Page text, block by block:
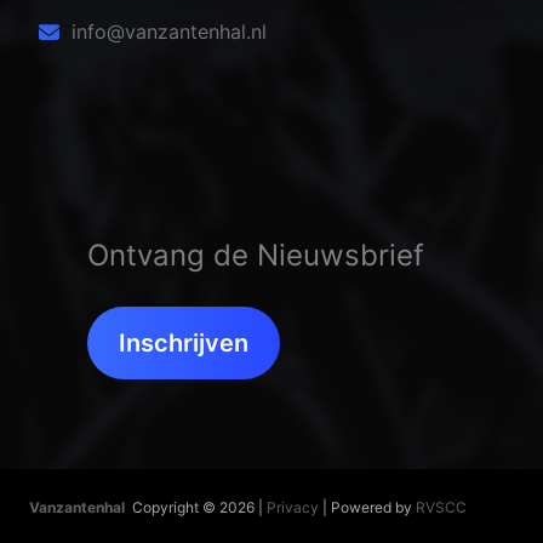
info@vanzantenhal.nl
Ontvang de Nieuwsbrief
Inschrijven
Vanzantenhal Copyright © 2026 | Privacy | Powered by RVSCC